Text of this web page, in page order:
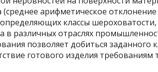
арифметическое
классы
в различных отраслях
позволяет добиться заданного
готового изделия требованиям